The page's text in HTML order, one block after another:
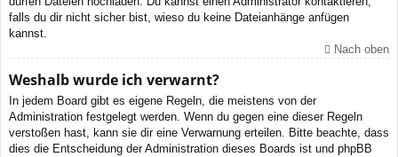
falls du dir nicht sicher bist, wieso du keine Dateianhänge anfügen
kannst.
Nach oben
Weshalb wurde ich verwarnt?
In jedem Board gibt es eigene Regeln, die meistens von der
Administration festgelegt werden. Wenn du gegen eine dieser Regeln
verstoßen hast, kann sie dir eine Verwarnung erteilen. Bitte beachte, dass
dies die Entscheidung der Administration dieses Boards ist und phpBB